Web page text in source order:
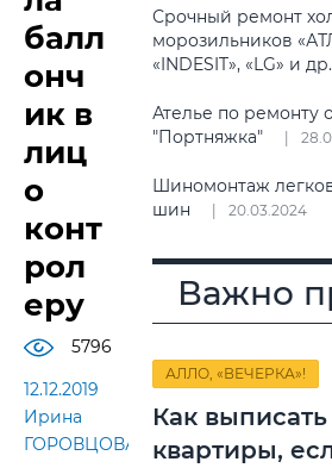
балл
онч
ик в
лиц
о
конт
рол
еру
5796
12.12.2019
Ирина
ГОРОВЦОВА
Срочный ремонт
морозильников
«INDESIT», «LG» и др.
Ателье по ремонту
"Портняжка"
Шиномонтаж
шин
20.03.2024
Важно
АЛЛО, «ВЕЧЕРКА»!
Как
квартиры,